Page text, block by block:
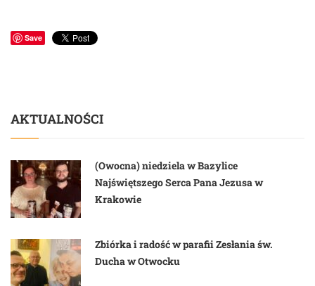
Save
AKTUALNOŚCI
(Owocna) niedziela w Bazylice
Najświętszego Serca Pana Jezusa w
Krakowie
Zbiórka i radość w parafii Zesłania św.
Ducha w Otwocku